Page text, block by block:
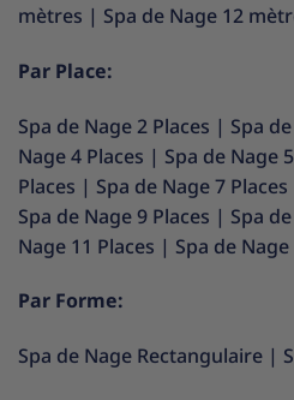
mètres | Spa de Nage 12
Par Place:
Spa de Nage 2 Places | Spa
Nage 4 Places | Spa de Nage
Places | Spa de Nage 7 Places
Spa de Nage 9 Places | Spa
Nage 11 Places | Spa de
Par Forme:
Spa de Nage Rectangulaire |